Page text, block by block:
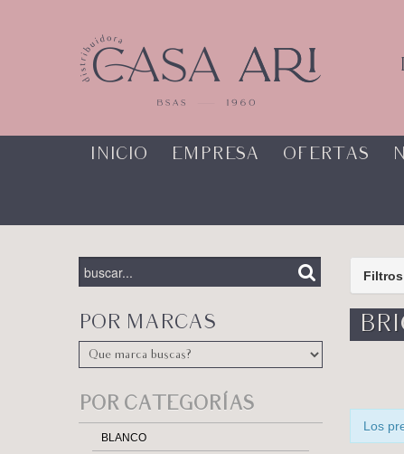
Casa Ari>
INICIO EMPRESA OFERTAS
POR MARCAS
POR CATEGORÍAS
BLANCO
Filtros
Los